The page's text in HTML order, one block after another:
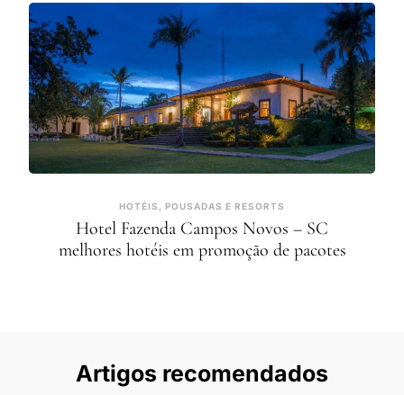
HOTÉIS, POUSADAS E RESORTS
Hotel Fazenda Campos Novos – SC
melhores hotéis em promoção de pacotes
Artigos recomendados